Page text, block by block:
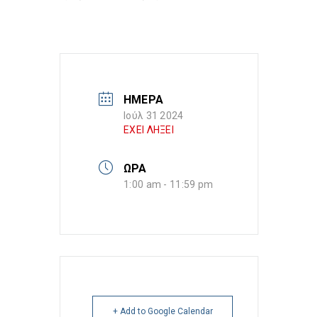
ΗΜΕΡΑ
Ιούλ 31 2024
ΕΧΕΙ ΛΗΞΕΙ
ΩΡΑ
1:00 am - 11:59 pm
+ Add to Google Calendar